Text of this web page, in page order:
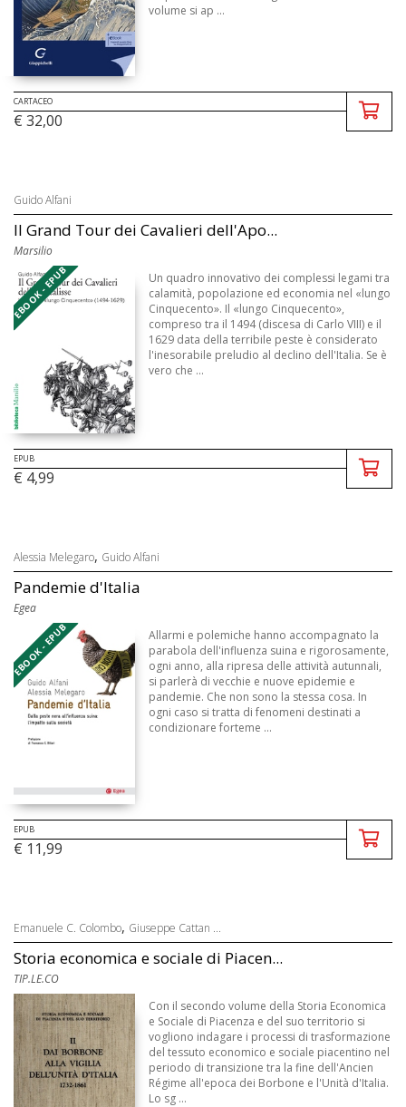
volume si ap ...
CARTACEO
€ 32,00
Guido Alfani
Il Grand Tour dei Cavalieri dell'Apo...
Marsilio
EBOOK - EPUB
Un quadro innovativo dei complessi legami tra
calamità, popolazione ed economia nel «lungo
Cinquecento». Il «lungo Cinquecento»,
compreso tra il 1494 (discesa di Carlo VIII) e il
1629 data della terribile peste è considerato
l'inesorabile preludio al declino dell'Italia. Se è
vero che ...
EPUB
€ 4,99
Alessia Melegaro, Guido Alfani
Pandemie d'Italia
Egea
EBOOK - EPUB
Allarmi e polemiche hanno accompagnato la
parabola dell'influenza suina e rigorosamente,
ogni anno, alla ripresa delle attività autunnali,
si parlerà di vecchie e nuove epidemie e
pandemie. Che non sono la stessa cosa. In
ogni caso si tratta di fenomeni destinati a
condizionare forteme ...
EPUB
€ 11,99
Emanuele C. Colombo, Giuseppe Cattan ...
Storia economica e sociale di Piacen...
TIP.LE.CO
Con il secondo volume della Storia Economica
e Sociale di Piacenza e del suo territorio si
vogliono indagare i processi di trasformazione
del tessuto economico e sociale piacentino nel
periodo di transizione tra la fine dell'Ancien
Régime all'epoca dei Borbone e l'Unità d'Italia.
Lo sg ...